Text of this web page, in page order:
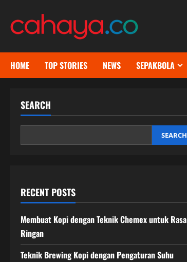
content
HOME TOP STORIES NEWS SEPAKBOLA
SEARCH
SEARCH
RECENT POSTS
Membuat Kopi dengan Teknik Chemex untuk Rasa
Ringan
Teknik Brewing Kopi dengan Pengaturan Suhu